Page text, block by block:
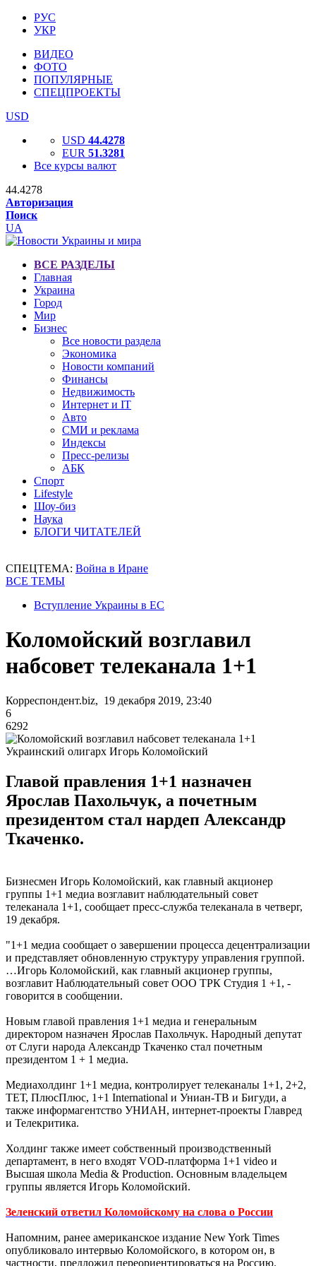
РУС
УКР
ВИДЕО
ФОТО
ПОПУЛЯРНЫЕ
СПЕЦПРОЕКТЫ
USD
USD 44.4278
EUR 51.3281
Все курсы валют
44.4278
Авторизация
Поиск
UA
ВСЕ РАЗДЕЛЫ
Главная
Украина
Город
Мир
Бизнес
Все новости раздела
Экономика
Новости компаний
Финансы
Недвижимость
Интернет и IT
Авто
СМИ и реклама
Индексы
Пресс-релизы
АБК
Спорт
Lifestyle
Шоу-биз
Наука
БЛОГИ ЧИТАТЕЛЕЙ
СПЕЦТЕМА: Война в Иране
ВСЕ ТЕМЫ
Вступление Украины в ЕС
Коломойский возглавил
набсовет телеканала 1+1
Корреспондент.biz, 19 декабря 2019, 23:40
6
6292
Украинский олигарх Игорь Коломойский
Главой правления 1+1 назначен
Ярослав Пахольчук, а почетным
президентом стал нардеп Александр
Ткаченко.
Бизнесмен Игорь Коломойский, как главный акционер
группы 1+1 медиа возглавит наблюдательный совет
телеканала 1+1, сообщает пресс-служба телеканала в четверг,
19 декабря.
"1+1 медиа сообщает о завершении процесса децентрализации
и представляет обновленную структуру управления группой.
…Игорь Коломойский, как главный акционер группы,
возглавит Наблюдательный совет ООО ТРК Студия 1 +1, -
говорится в сообщении.
Новым главой правления 1+1 медиа и генеральным
директором назначен Ярослав Пахольчук. Народный депутат
от Слуги народа Александр Ткаченко стал почетным
президентом 1 + 1 медиа.
Медиахолдинг 1+1 медиа, контролирует телеканалы 1+1, 2+2,
ТЕТ, ПлюсПлюс, 1+1 International и Униан-ТВ и Бигуди, а
также информагентство УНИАН, интернет-проекты Главред
и Телекритика.
Холдинг также имеет собственный производственный
департамент, в него входят VOD-платформа 1+1 video и
Высшая школа Media & Production. Основным владельцем
группы является Игорь Коломойский.
Зеленский ответил Коломойскому на слова о России
Напомним, ранее американское издание New York Times
опубликовало интервью Коломойского, в котором он, в
частности, предложил переориентироваться на Россию.